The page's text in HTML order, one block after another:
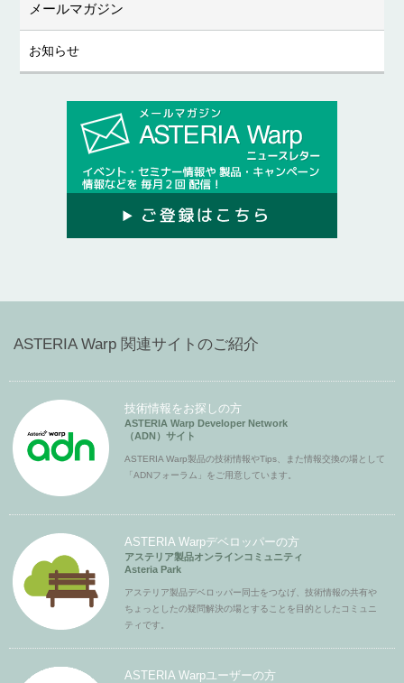
メールマガジン
お知らせ
ASTERIA Warp 関連サイトのご紹介
技術情報をお探しの方
ASTERIA Warp Developer Network
（ADN）サイト
ASTERIA Warp製品の技術情報やTips、また情報交換の場として
「ADNフォーラム」をご用意しています。
ASTERIA Warpデベロッパーの方
アステリア製品オンラインコミュニティ
Asteria Park
アステリア製品デベロッパー同士をつなげ、技術情報の共有や
ちょっとしたの疑問解決の場とすることを目的としたコミュニ
ティです。
ASTERIA Warpユーザーの方